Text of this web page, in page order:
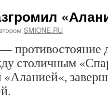
SMIONE.RU
противостояние
столичным
«Аланией«,